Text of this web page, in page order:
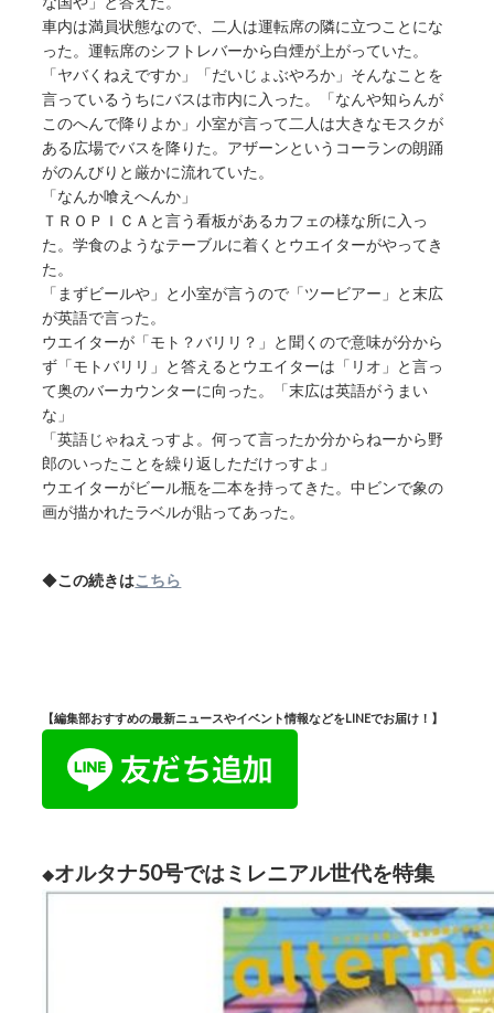
車内は満員状態なので、二人は運転席の隣に立つことにな
った。運転席のシフトレバーから白煙が上がっていた。
「ヤバくねえですか」「だいじょぶやろか」そんなことを
言っているうちにバスは市内に入った。「なんや知らんが
このへんで降りよか」小室が言って二人は大きなモスクが
ある広場でバスを降りた。アザーンというコーランの朗踊
がのんびりと厳かに流れていた。
「なんか喰えへんか」
ＴＲＯＰＩＣＡと言う看板があるカフェの様な所に入っ
た。学食のようなテーブルに着くとウエイターがやってき
た。
「まずビールや」と小室が言うので「ツービアー」と末広
が英語で言った。
ウエイターが「モト？バリリ？」と聞くので意味が分から
ず「モトバリリ」と答えるとウエイターは「リオ」と言っ
て奥のバーカウンターに向った。「末広は英語がうまい
な」
「英語じゃねえっすよ。何って言ったか分からねーから野
郎のいったことを繰り返しただけっすよ」
ウエイターがビール瓶を二本を持ってきた。中ビンで象の
画が描かれたラベルが貼ってあった。
◆この続きはこちら
【編集部おすすめの最新ニュースやイベント情報などをLINEでお届け！】
◆オルタナ50号ではミレニアル世代を特集